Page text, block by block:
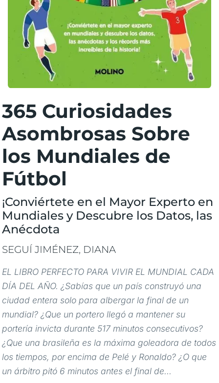
365 Curiosidades
Asombrosas Sobre
los Mundiales de
Fútbol
¡Conviértete en el Mayor Experto en
Mundiales y Descubre los Datos, las
Anécdota
SEGUÍ JIMÉNEZ, DIANA
EL LIBRO PERFECTO PARA VIVIR EL MUNDIAL CADA
DÍA DEL AÑO. ¿Sabías que un país construyó una
ciudad entera solo para albergar la final de un
mundial? ¿Que un portero llegó a mantener su
portería invicta durante 517 minutos consecutivos?
¿Que una brasileña es la máxima goleadora de todos
los tiempos, por encima de Pelé y Ronaldo? ¿O que
un árbitro pitó 6 minutos antes el final de...